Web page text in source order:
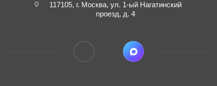
117105, г. Москва, ул. 1-ый Нагатинский
проезд, д. 4